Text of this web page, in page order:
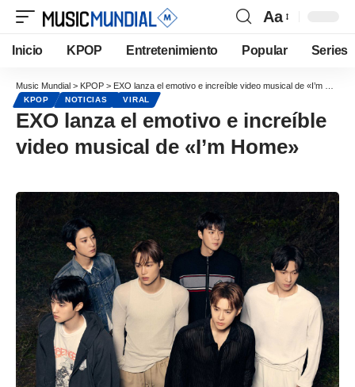
Aa
Inicio KPOP Entretenimiento Popular Series
Music Mundial > KPOP > EXO lanza el emotivo e increíble video musical de «I’m Home»
KPOP NOTICIAS VIRAL
EXO lanza el emotivo e increíble
video musical de «I’m Home»